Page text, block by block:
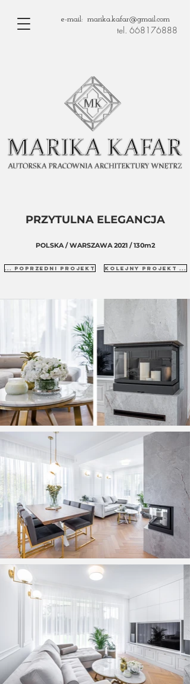
e-mail: marika.kafar@gmail.com
tel. 668176888
PRZYTULNA ELEGANCJA
POLSKA / WARSZAWA 2021 / 130m2
... poprzedni projekt kolejny projekt ...